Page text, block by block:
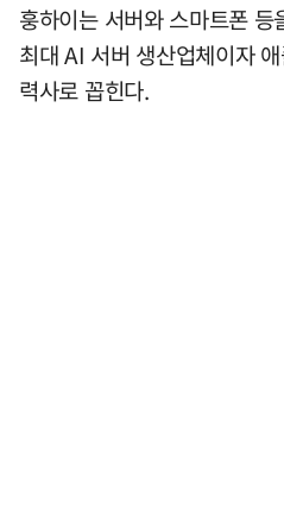
훙하이는 서버와 스마트폰
최대 AI 서버 생산업체이자
력사로 꼽힌다.